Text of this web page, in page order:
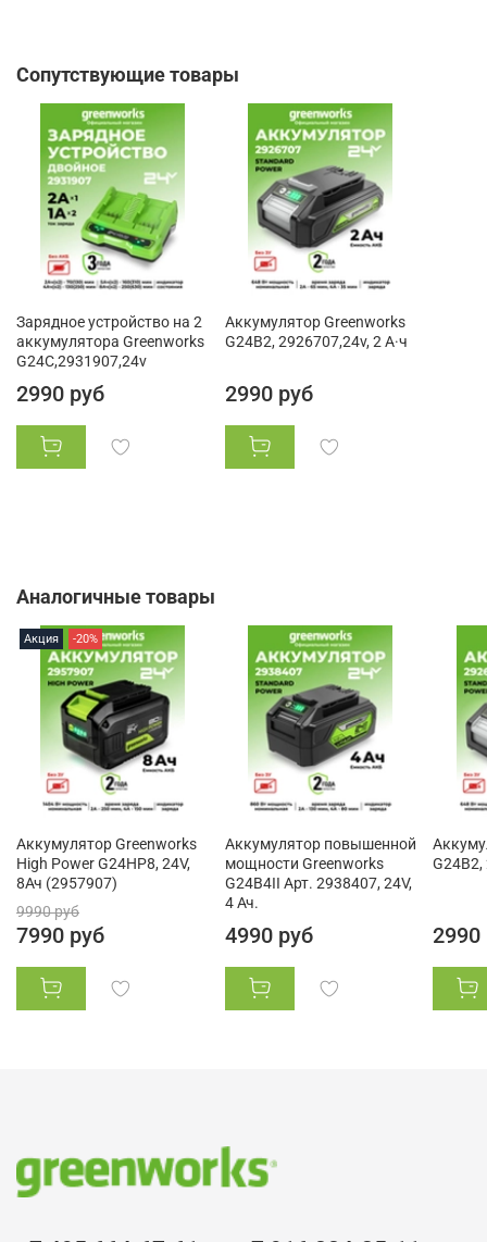
Сопутствующие товары
Зарядное устройство на 2
аккумулятора Greenworks
G24C,2931907,24v
2990 руб
Аккумулятор Greenworks
G24B2, 2926707,24v, 2 А·ч
2990 руб
Аналогичные товары
Акция -20%
Аккумулятор Greenworks
High Power G24HP8, 24V,
8Ач (2957907)
9990 руб
7990 руб
Аккумулятор повышенной
мощности Greenworks
G24B4II Арт. 2938407, 24V,
4 Ач.
4990 руб
G24B2,
2990